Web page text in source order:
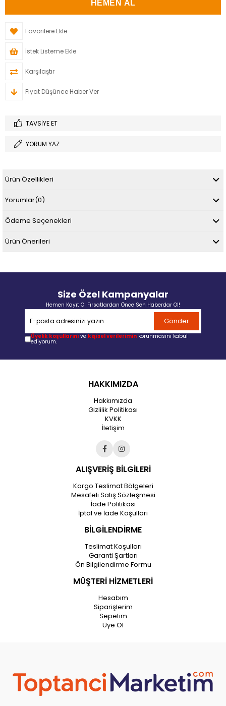
Favorilere Ekle
İstek Listeme Ekle
Karşılaştır
Fiyat Düşünce Haber Ver
TAVSIYE ET
YORUM YAZ
Ürün Özellikleri
Yorumlar(0)
Ödeme Seçenekleri
Ürün Önerileri
Size Özel Kampanyalar
Hemen Kayıt Ol Fırsatlardan Önce Sen Haberdar Ol!
Gönder
Üyelik koşullarını ve kişisel verilerimin korunmasını kabul
ediyorum.
HAKKIMIZDA
Hakkımızda
Gizlilik Politikası
KVKK
İletişim
ALIŞVERİŞ BİLGİLERİ
Kargo Teslimat Bölgeleri
Mesafeli Satış Sözleşmesi
İade Politikası
İptal ve İade Koşulları
BİLGİLENDİRME
Teslimat Koşulları
Garanti Şartları
Ön Bilgilendirme Formu
MÜŞTERİ HİZMETLERİ
Hesabım
Siparişlerim
Sepetim
Üye Ol